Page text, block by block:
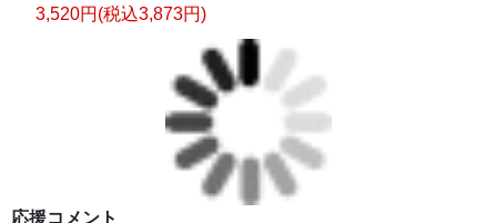
3,520円(税込3,873円)
応援コメント